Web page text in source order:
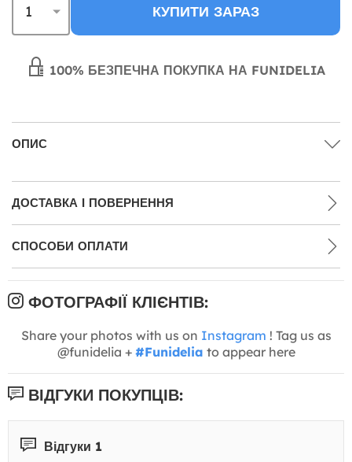
КУПИТИ ЗАРАЗ
100% БЕЗПЕЧНА ПОКУПКА НА FUNIDELIA
ОПИС
ДОСТАВКА І ПОВЕРНЕННЯ
СПОСОБИ ОПЛАТИ
ФОТОГРАФІЇ КЛІЄНТІВ:
Share your photos with us on Instagram ! Tag us as
@funidelia + #Funidelia to appear here
ВІДГУКИ ПОКУПЦІВ:
Відгуки 1